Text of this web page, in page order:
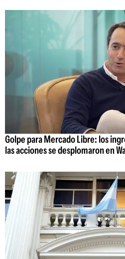
Golpe para Mercado Libre: los
las acciones se desplomaron en